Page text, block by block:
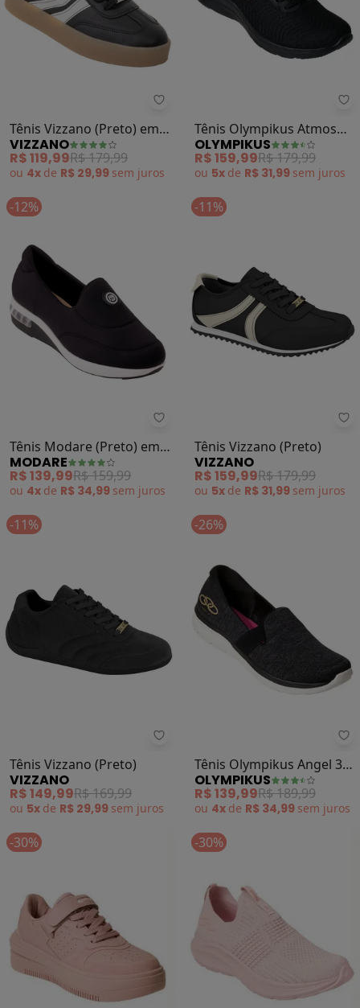
Vizzano - Tênis Vizzano (Preto)
Tênis Vizzano (Preto) em
Sintético
VIZZANO
R$ 119,99R$ 179,99
ou 4x de R$ 29,99 sem juros
Tênis Olympikus Atmos
(Preto)
OLYMPIKUS
R$ 159,99R$ 179,99
ou 5x de R$ 31,99 sem juros
-12%
Modare - Tênis Modare (Preto)
Tênis Modare (Preto) em
Sintético
MODARE
R$ 139,99R$ 159,99
ou 4x de R$ 34,99 sem juros
-11%
Tênis Vizzano (Preto)
VIZZANO
R$ 159,99R$ 179,99
ou 5x de R$ 31,99 sem juros
-11%
Vizzano - Tênis Vizzano (Preto)
Tênis Vizzano (Preto)
VIZZANO
R$ 149,99R$ 169,99
ou 5x de R$ 29,99 sem juros
-26%
Tênis Olympikus Angel 3
(Preto)
OLYMPIKUS
R$ 139,99R$ 189,99
ou 4x de R$ 34,99 sem juros
-30% -30%